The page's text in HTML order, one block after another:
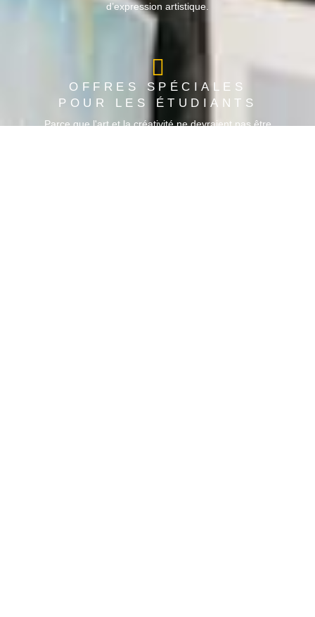
d’expression artistique.
OFFRES SPÉCIALES
POUR LES ÉTUDIANTS
Parce que l'art et la créativité ne devraient pas être